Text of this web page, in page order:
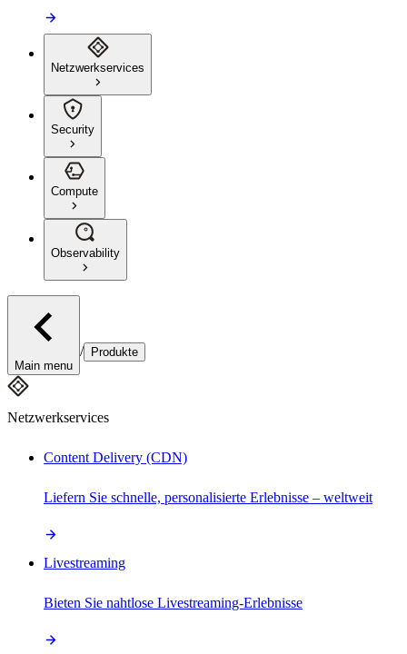
Netzwerkservices
Security
Compute
Observability
Main menu
/ Produkte
Netzwerkservices
Content Delivery (CDN)
Liefern Sie schnelle, personalisierte Erlebnisse – weltweit
Livestreaming
Bieten Sie nahtlose Livestreaming-Erlebnisse